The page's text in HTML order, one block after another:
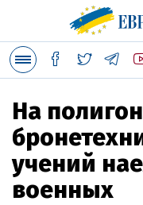
На
учений
военных